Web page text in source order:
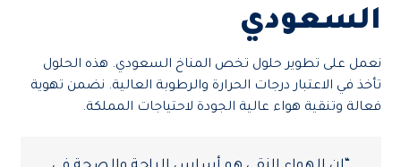
السعودي
نعمل على تطوير حلول تخص المناخ السعودي. هذه الحلول
تأخذ في الاعتبار درجات الحرارة والرطوبة العالية. نضمن تهوية
فعالة وتنقية هواء عالية الجودة لاحتياجات المملكة.